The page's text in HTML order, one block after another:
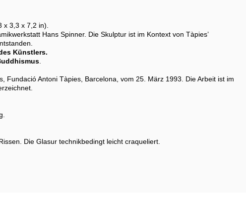
x 3,3 x 7,2 in).
Hans Spinner. Die Skulptur ist im Kontext von Tàpies’
Künstlers.
.
Fundació Antoni Tàpies, Barcelona, vom 25. März 1993. Die Arbeit ist im
Die Glasur technikbedingt leicht craqueliert.